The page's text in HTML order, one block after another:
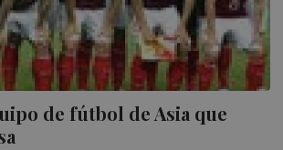
de fútbol de Asia que